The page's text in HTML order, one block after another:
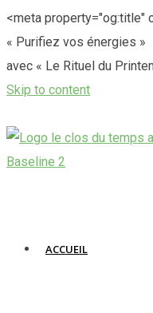
<meta property="og:title"
« Purifiez vos énergies »
avec « Le Rituel du
Skip to content
ACCUEIL